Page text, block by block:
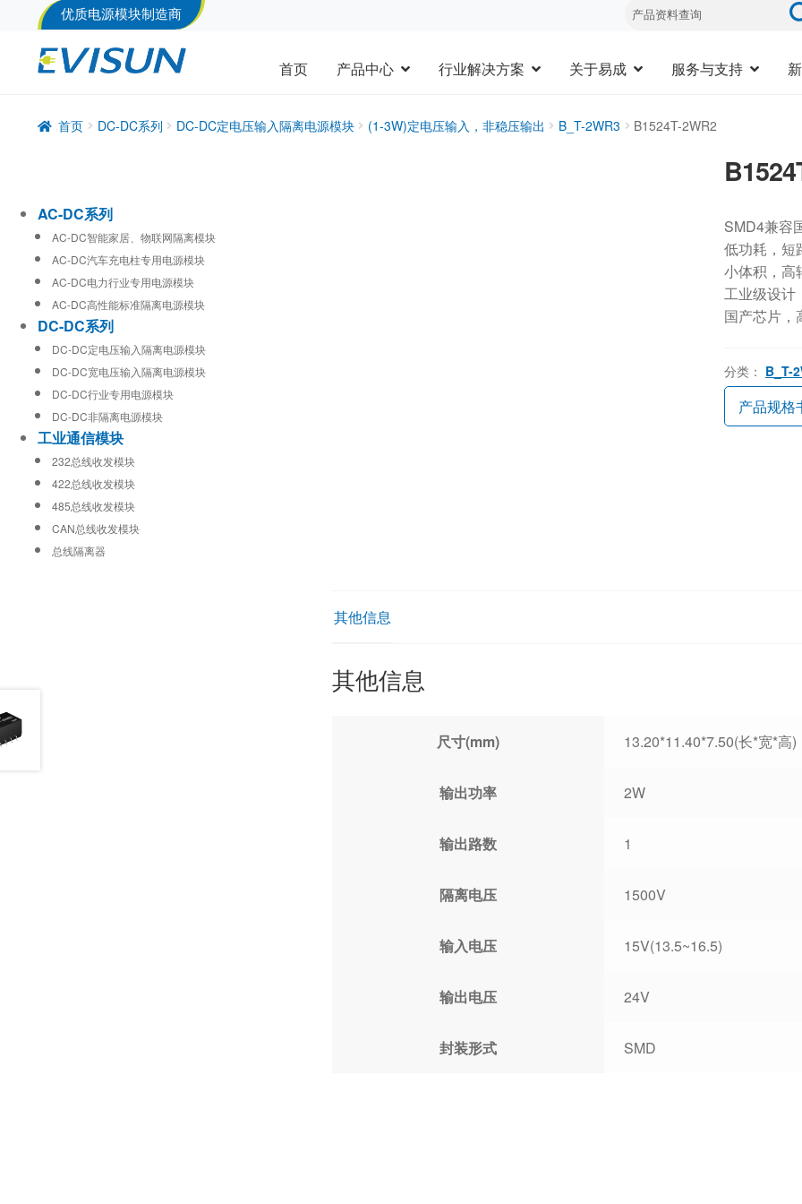
优质电源模块制造商
首页 产品中心 行业解决方案 关于易成 服务与支持
首页 DC-DC系列 DC-DC定电压输入隔离电源模块 (1-3W)定电压输入，非稳压输出 B_T-2WR3 B1524T-2WR2
SMD4兼容
低功耗，短
小体积，高
工业级设计
国产芯片，
分类： B_T-
产品规格
其他信息
其他信息
尺寸(mm) 13.20*11.40*7.50(长*宽*高)
输出功率 2W
输出路数 1
隔离电压 1500V
输入电压 15V(13.5~16.5)
输出电压 24V
封装形式 SMD
AC-DC系列
AC-DC智能家居、物联网隔离模块
AC-DC汽车充电柱专用电源模块
AC-DC电力行业专用电源模块
AC-DC高性能标准隔离电源模块
DC-DC系列
DC-DC定电压输入隔离电源模块
DC-DC宽电压输入隔离电源模块
DC-DC行业专用电源模块
DC-DC非隔离电源模块
工业通信模块
232总线收发模块
422总线收发模块
485总线收发模块
CAN总线收发模块
总线隔离器